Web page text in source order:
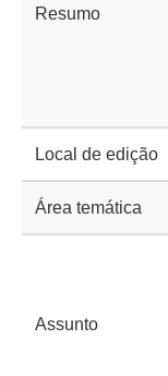
Resumo
Local de edição
Área temática
Assunto